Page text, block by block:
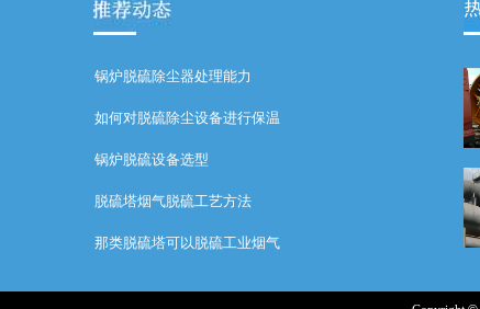
锅炉脱硫除尘器处理能力
如何对脱硫除尘设备进行保温
锅炉脱硫设备选型
脱硫塔烟气脱硫工艺方法
那类脱硫塔可以脱硫工业烟气